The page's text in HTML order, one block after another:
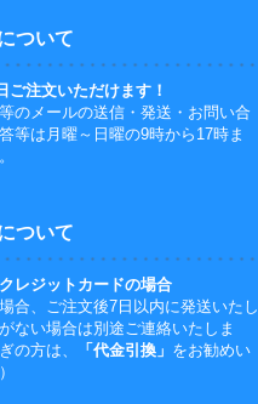
ついて
ご注文いただけます！
のメールの送信・発送・お問い合
等は月曜～日曜の9時から17時ま
ついて
レジットカードの場合
合、ご注文後7日以内に発送いたし
ない場合は別途ご連絡いたしま
の方は、
「代金引換」 をお勧めい